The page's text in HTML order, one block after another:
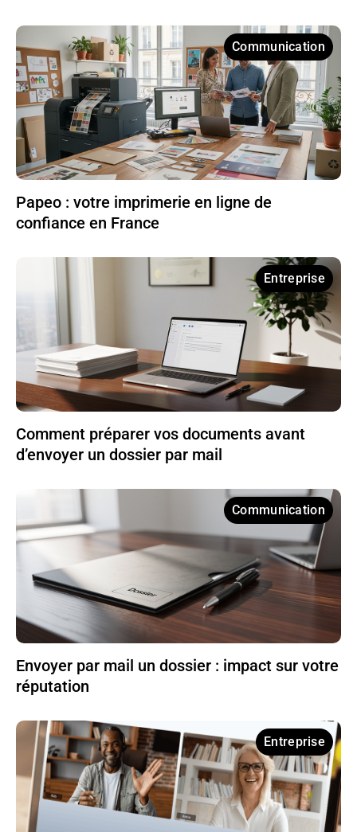
Communication
Papeo : votre imprimerie en ligne de
confiance en France
Entreprise
Comment préparer vos documents avant
d’envoyer un dossier par mail
Communication
Envoyer par mail un dossier : impact sur votre
réputation
Entreprise